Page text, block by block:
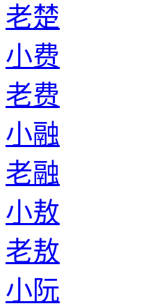
老楚
小费
老费
小融
老融
小敖
老敖
小阮